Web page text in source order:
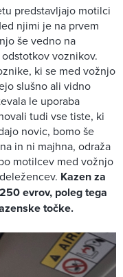
predstavljajo motilci
njimi je na prvem
še vedno na
voznikov.
ki se med vožnjo
slušno ali vidno
le uporaba
tudi vse tiste, ki
novic, bomo še
in ni majhna, odraža
motilcev med vožnjo
Kazen za
evrov, poleg tega
točke.